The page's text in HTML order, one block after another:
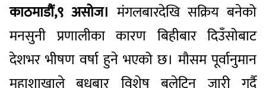
काठमाडौं,९ असोज।मंगलबारदेखि सक्रिय बनेको
मनसुनी प्रणालीका कारण बिहीबार दिउँसोबाट
देशभर भीषण वर्षा हुने भएको छ। मौसम पूर्वानुमान